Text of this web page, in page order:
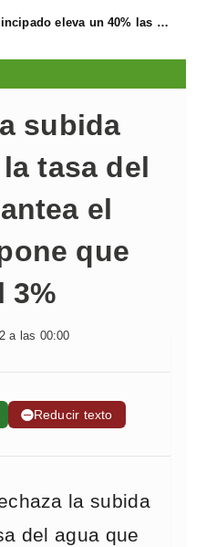
El Principado eleva un 40% las ayudas a la producción ecológica, que superan los cuatro millones de euros
subida
tasa del
el
que
3%
a las 00:00
➖Reducir texto
la subida
del agua que